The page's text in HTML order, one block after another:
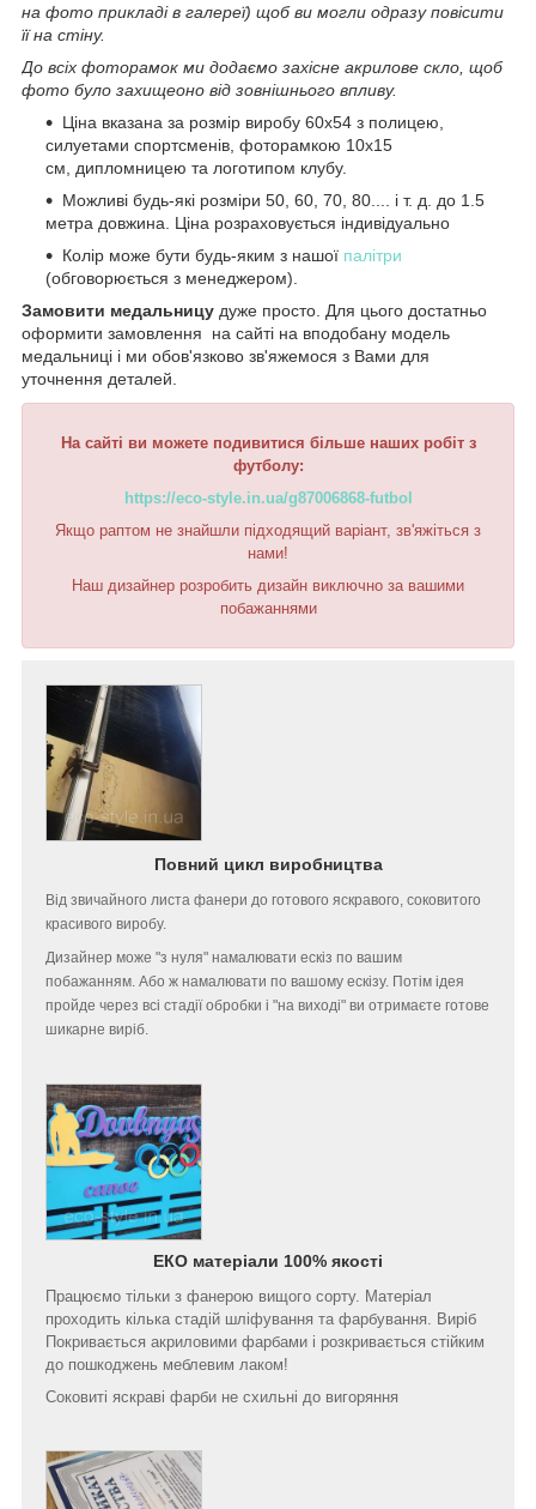
на фото прикладі в галереї) щоб ви могли одразу повісити
її на стіну.
До всіх фоторамок ми додаємо захісне акрилове скло, щоб
фото було захищеоно від зовнішнього впливу.
Ціна вказана за розмір виробу 60х54 з полицею,
силуетами спортсменів, фоторамкою 10х15
см, дипломницею та логотипом клубу.
Можливі будь-які розміри 50, 60, 70, 80.... і т. д. до 1.5
метра довжина. Ціна розраховується індивідуально
Колір може бути будь-яким з нашої палітри
(обговорюється з менеджером).
Замовити медальницу дуже просто. Для цього достатньо
оформити замовлення на сайті на вподобану модель
медальниці і ми обов'язково зв'яжемося з Вами для
уточнення деталей.
На сайті ви можете подивитися більше наших робіт з
футболу:
https://eco-style.in.ua/g87006868-futbol
Якщо раптом не знайшли підходящий варіант, зв'яжіться з
нами!
Наш дизайнер розробить дизайн виключно за вашими
побажаннями
Повний цикл виробництва
Від звичайного листа фанери до готового яскравого, соковитого
красивого виробу.
Дизайнер може "з нуля" намалювати ескіз по вашим
побажанням. Або ж намалювати по вашому ескізу. Потім ідея
пройде через всі стадії обробки і "на виході" ви отримаєте готове
шикарне виріб.
ЕКО матеріали 100% якості
Працюємо тільки з фанерою вищого сорту. Матеріал
проходить кілька стадій шліфування та фарбування. Виріб
Покривається акриловими фарбами і розкривається стійким
до пошкоджень меблевим лаком!
Соковиті яскраві фарби не схильні до вигоряння